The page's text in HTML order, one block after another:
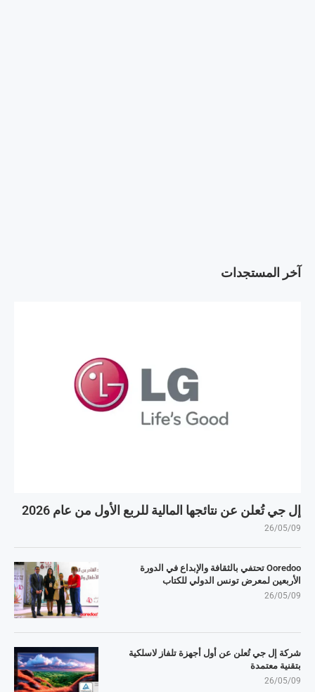
آخر المستجدات
إل جي تُعلن عن نتائجها المالية للربع الأول من عام 2026
26/05/09
Ooredoo تحتفي بالثقافة والإبداع في الدورة
الأربعين لمعرض تونس الدولي للكتاب
26/05/09
شركة إل جي تُعلن عن أول أجهزة تلفاز لاسلكية
بتقنية معتمدة
26/05/09